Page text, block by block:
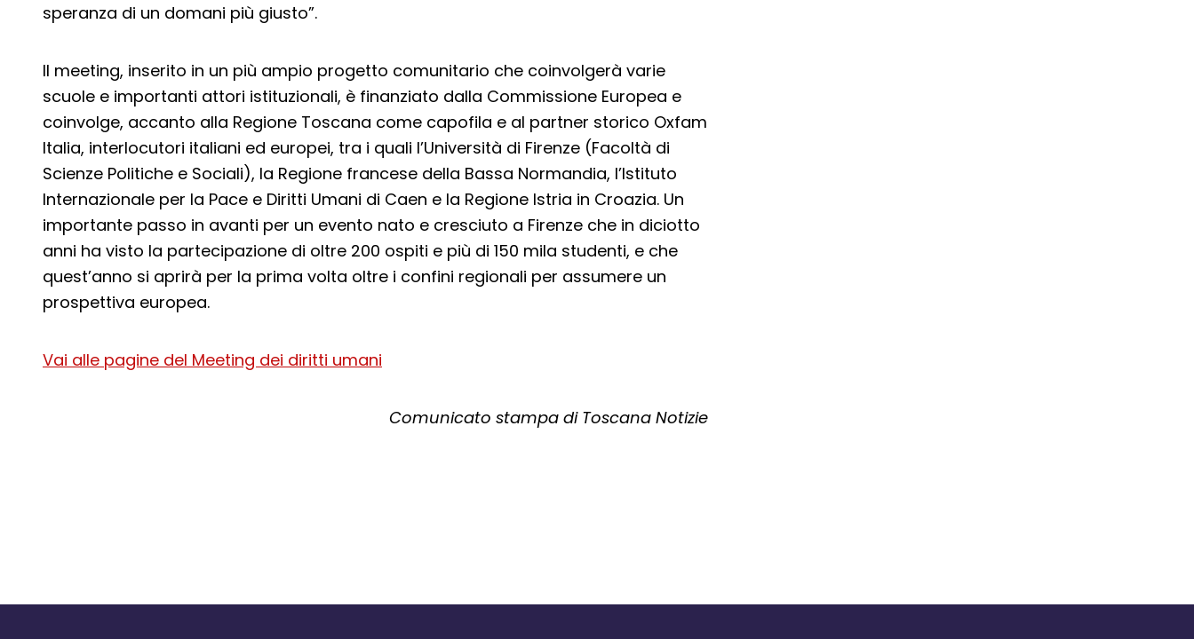
speranza di un domani più giusto”.
Il meeting, inserito in un più ampio progetto comunitario che coinvolgerà varie
scuole e importanti attori istituzionali, è finanziato dalla Commissione Europea e
coinvolge, accanto alla Regione Toscana come capofila e al partner storico Oxfam
Italia, interlocutori italiani ed europei, tra i quali l’Università di Firenze (Facoltà di
Scienze Politiche e Sociali), la Regione francese della Bassa Normandia, l’Istituto
Internazionale per la Pace e Diritti Umani di Caen e la Regione Istria in Croazia. Un
importante passo in avanti per un evento nato e cresciuto a Firenze che in diciotto
anni ha visto la partecipazione di oltre 200 ospiti e più di 150 mila studenti, e che
quest’anno si aprirà per la prima volta oltre i confini regionali per assumere un
prospettiva europea.
Vai alle pagine del Meeting dei diritti umani
Comunicato stampa di Toscana Notizie